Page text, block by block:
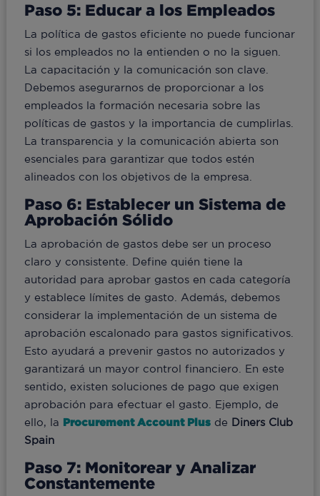
Paso 5: Educar a los Empleados
La política de gastos eficiente no puede funcionar
si los empleados no la entienden o no la siguen.
La capacitación y la comunicación son clave.
Debemos asegurarnos de proporcionar a los
empleados la formación necesaria sobre las
políticas de gastos y la importancia de cumplirlas.
La transparencia y la comunicación abierta son
esenciales para garantizar que todos estén
alineados con los objetivos de la empresa.
Paso 6: Establecer un Sistema de
Aprobación Sólido
La aprobación de gastos debe ser un proceso
claro y consistente. Define quién tiene la
autoridad para aprobar gastos en cada categoría
y establece límites de gasto. Además, debemos
considerar la implementación de un sistema de
aprobación escalonado para gastos significativos.
Esto ayudará a prevenir gastos no autorizados y
garantizará un mayor control financiero. En este
sentido, existen soluciones de pago que exigen
aprobación para efectuar el gasto. Ejemplo, de
ello, la Procurement Account Plus de Diners Club
Spain
Paso 7: Monitorear y Analizar
Constantemente